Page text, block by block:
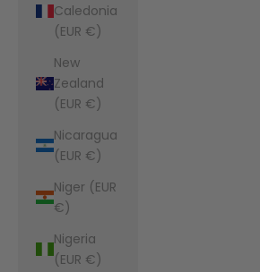
Caledonia
(EUR €)
New
Zealand
(EUR €)
Nicaragua
(EUR €)
Niger (EUR
€)
Nigeria
(EUR €)